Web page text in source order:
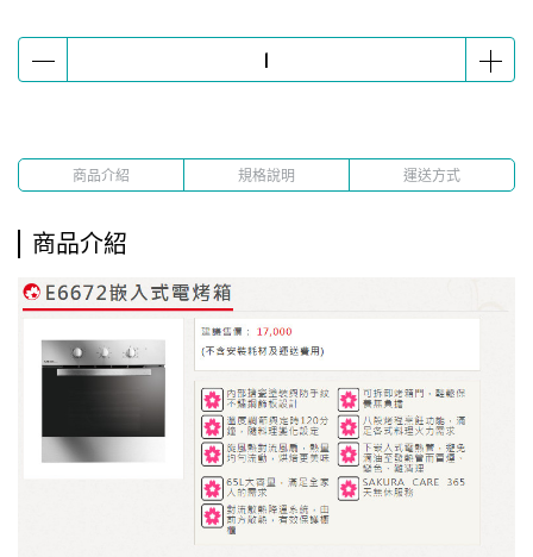
商品介紹 規格說明 運送方式
商品介紹